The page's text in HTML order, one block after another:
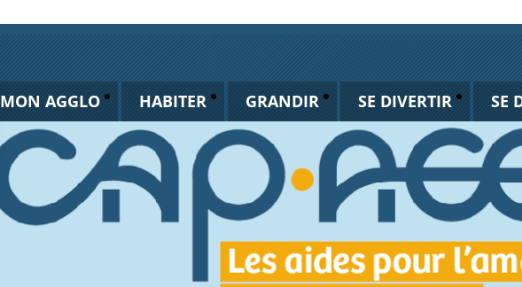
MON AGGLO HABITER GRANDIR SE DIVERTIR SE